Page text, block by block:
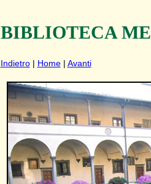
BIBLIOTECA
Indietro| Home| Avanti